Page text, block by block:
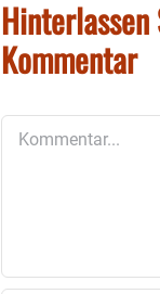
Hinterlassen
Kommentar